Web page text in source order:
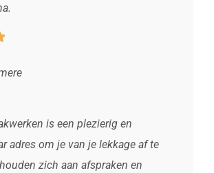
is een plezierig en
adres om je van je lekkage af te
zich aan afspraken en